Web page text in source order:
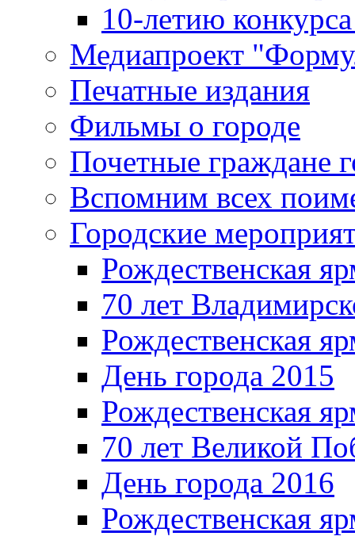
10-летию
Медиапроект
Печатные издания
Фильмы о городе
Почетные граждане
Вспомним всех
Городские
Рождественская
70 лет
Рождественская
День города 2015
Рождественская
70 лет Великой
День города 2016
Рождественская